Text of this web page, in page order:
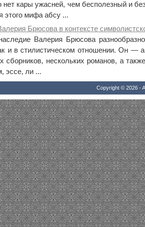
нет кары ужасней, чем бесполезный и
этого мифа абсу ...
Брюсова в контексте
Валерия Брюсова
и в стилистическом отношении. Он —
сборников, нескольких романов, а
эссе, ли ...
Copyright © 2026 -